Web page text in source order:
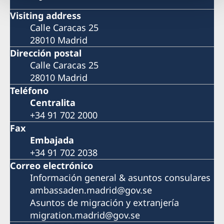
Visiting address
Calle Caracas 25
28010 Madrid
Dirección postal
Calle Caracas 25
28010 Madrid
Teléfono
Centralita
+34 91 702 2000
Fax
Embajada
+34 91 702 2038
Correo electrónico
Información general & asuntos consulares
ambassaden.madrid@gov.se
Asuntos de migración y extranjería
migration.madrid@gov.se